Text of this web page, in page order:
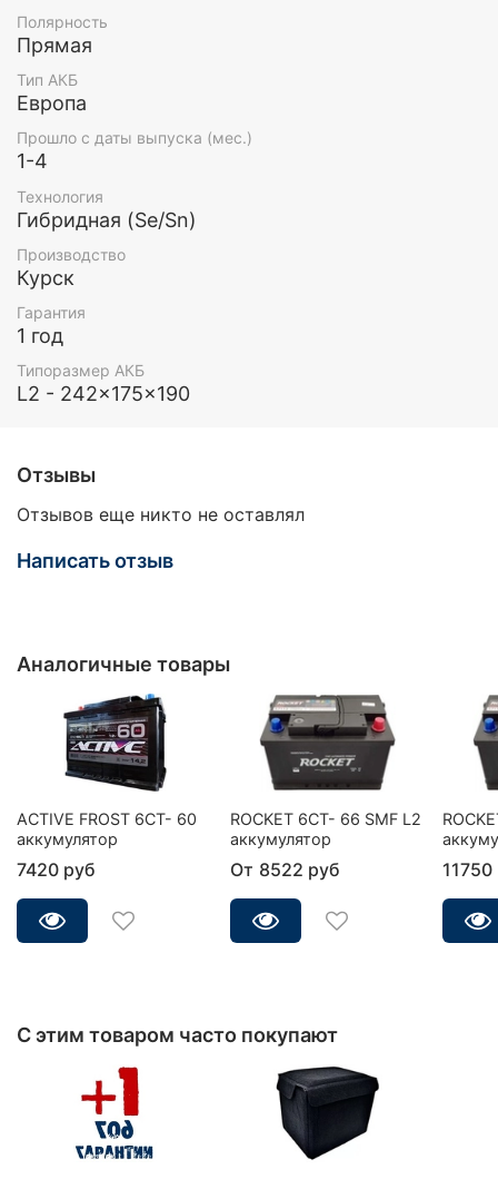
Полярность
Прямая
Тип АКБ
Европа
Прошло с даты выпуска (мес.)
1-4
Технология
Гибридная (Se/Sn)
Производство
Курск
Гарантия
1 год
Типоразмер АКБ
L2 - 242x175x190
Отзывы
Отзывов еще никто не оставлял
Написать отзыв
Аналогичные товары
ACTIVE FROST 6СТ- 60
аккумулятор
7420 руб
ROCKET 6CT- 66 SMF L2
аккумулятор
От 8522 руб
С этим товаром часто покупают